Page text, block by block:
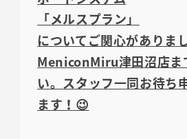
「メルスプラン」
についてご関心がありま
MeniconMiru津田沼店ま
い。スタッフ一同お待ち
ます！😉